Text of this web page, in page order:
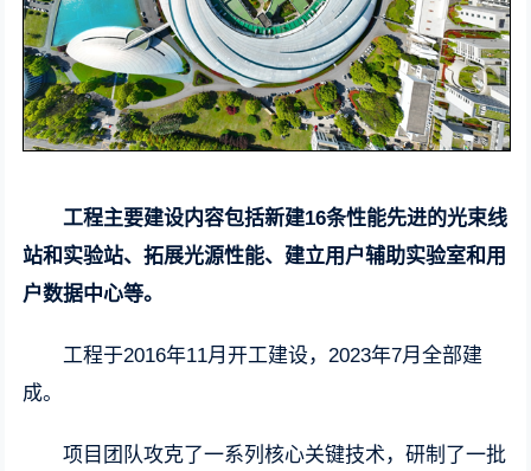
工程主要建设内容包括新建16条性能先进的光束线
站和实验站、拓展光源性能、建立用户辅助实验室和用
户数据中心等。
工程于2016年11月开工建设，2023年7月全部建
成。
项目团队攻克了一系列核心关键技术，研制了一批